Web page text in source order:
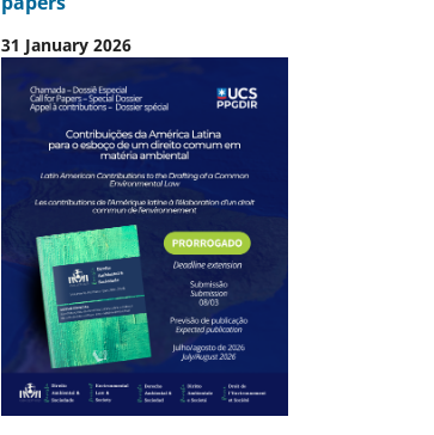
31 January 2026